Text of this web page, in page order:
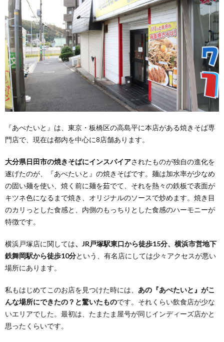
『あぺたいと』は、東京・板橋区の高島平に本店がある焼きそば専
門店で、現在は都内を中心に8店舗あります。
大分県日田市の焼きそばにインスパイアされたものが独自の進化を
遂げたのが、『あぺたいと』の焼きそばです。麺は加水率が少なめ
の固い麺を使い、焼く前に麺を茹でて、それを熱々の鉄板で表面が
キツネ色になるまで焼き、オリジナルのソースで炒めます。焼き目
のカリっとした食感と、内側のもっちりとした食感のハーモニーが
特徴です。
横浜戸塚店に関しては、JR戸塚駅東口から徒歩15分、横浜市営地下
鉄舞岡駅から徒歩10分という、有名店にしては少々アクセスが悪い
場所にあります。
私もはじめてこのお店を見つけた時には、 あの『あぺたいと』がこ
んな場所にできたの？と驚いたものです。それくらい飲食店が少な
いエリアでした。最初は、たまたま屋号が同じインディーズ店かと
思ったくらいです。